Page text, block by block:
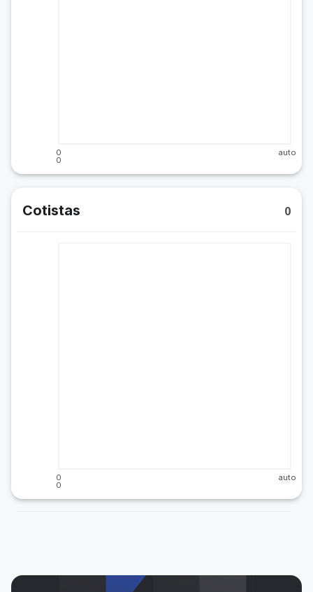
0
0
auto
Cotistas 0
0
0
auto